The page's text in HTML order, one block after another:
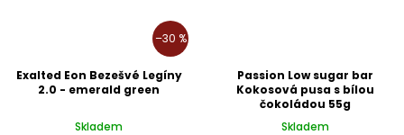
–30 %
Exalted Eon Bezešvé Legíny
2.0 - emerald green
Skladem
Passion Low sugar bar
Kokosová pusa s bílou
čokoládou 55g
Skladem